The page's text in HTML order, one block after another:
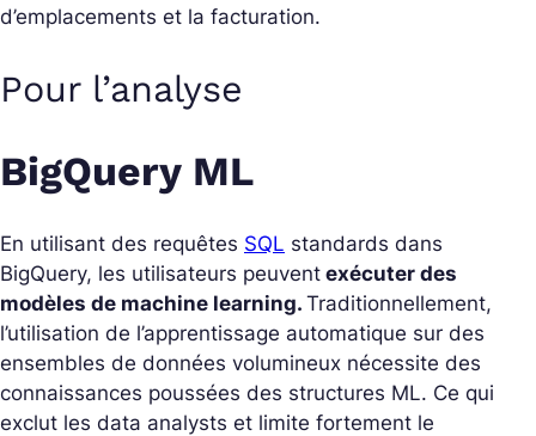
d’emplacements et la facturation.
Pour l’analyse
BigQuery ML
En utilisant des requêtes SQL standards dans
BigQuery, les utilisateurs peuvent exécuter des
modèles de machine learning. Traditionnellement,
l’utilisation de l’apprentissage automatique sur des
ensembles de données volumineux nécessite des
connaissances poussées des structures ML. Ce qui
exclut les data analysts et limite fortement le